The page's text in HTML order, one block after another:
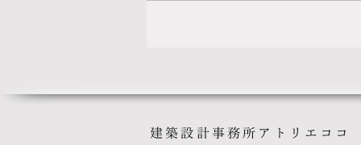
​建築設計事務所アトリエココ